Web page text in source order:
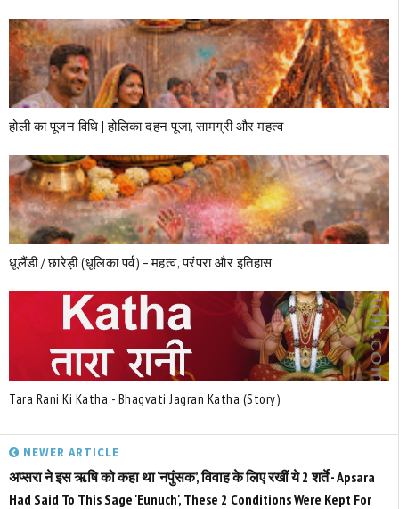
होली का पूजन विधि | होलिका दहन पूजा, सामग्री और महत्व
धूलैंडी / छारेड़ी (धूलिका पर्व) – महत्व, परंपरा और इतिहास
Tara Rani Ki Katha - Bhagvati Jagran Katha (Story)
NEWER ARTICLE
अप्सरा ने इस ऋषि को कहा था ‘नपुंसक’, विवाह के लिए रखीं ये 2 शर्ते - Apsara
Had Said To This Sage 'eunuch', These 2 Conditions Were Kept For